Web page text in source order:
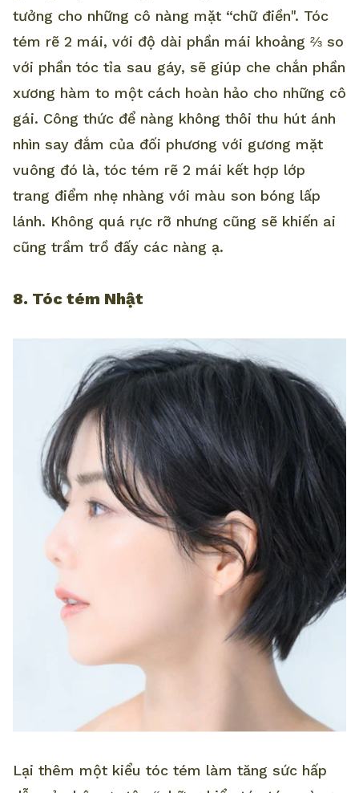
tưởng cho những cô nàng mặt “chữ điền". Tóc
tém rẽ 2 mái, với độ dài phần mái khoảng ⅔ so
với phần tóc tỉa sau gáy, sẽ giúp che chắn phần
xương hàm to một cách hoàn hảo cho những cô
gái. Công thức để nàng không thôi thu hút ánh
nhìn say đắm của đối phương với gương mặt
vuông đó là, tóc tém rẽ 2 mái kết hợp lớp
trang điểm nhẹ nhàng với màu son bóng lấp
lánh. Không quá rực rỡ nhưng cũng sẽ khiến ai
cũng trầm trồ đấy các nàng ạ.
8. Tóc tém Nhật
Lại thêm một kiểu tóc tém làm tăng sức hấp